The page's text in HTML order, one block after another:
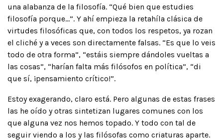
una alabanza de la filosofía. “Qué bien que estudies
filosofía porque…”. Y ahí empieza la retahíla clásica de
virtudes filosóficas que, con todos los respetos, ya rozan
el cliché y a veces son directamente falsas. “Es que lo veis
todo de otra forma”, “estáis siempre dándoles vueltas a
las cosas”, “harían falta más filósofos en política”, “di
que sí, ¡pensamiento crítico!”.
Estoy exagerando, claro está. Pero algunas de estas frases
las he oído y otras sintetizan lugares comunes con los
que alguna vez nos hemos topado. Y todo con tal de
seguir viendo a los y las filósofas como criaturas aparte.